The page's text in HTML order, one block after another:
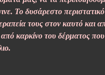
Το δυσάρεστο
τους στον καυτό και
από καρκίνο του δέρματος